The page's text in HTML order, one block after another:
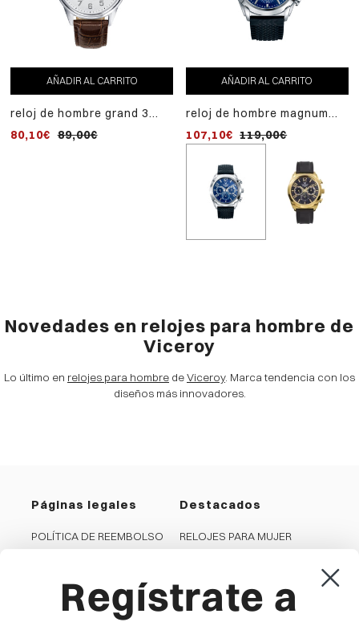
AÑADIR AL CARRITO
reloj de hombre grand 3
de piel marrón
80,10€ 89,00€
AÑADIR AL CARRITO
reloj de hombre magnum
correa de silicona negra
107,10€ 119,00€
Novedades en relojes para hombre de
Viceroy
Lo último en relojes para hombre deViceroy. Marca tendencia con los
diseños más innovadores.
Páginas legales
POLÍTICA DE REEMBOLSO
CONDICIONES GENERALES
Destacados
RELOJES PARA MUJER
JOYAS PARA HOMBRE
Regístrate a